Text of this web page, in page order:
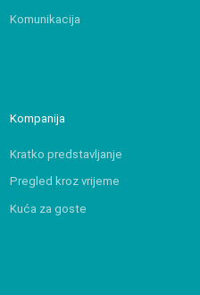
Komunikacija
Kompanija
Kratko predstavljanje
Pregled kroz vrijeme
Kuća za goste